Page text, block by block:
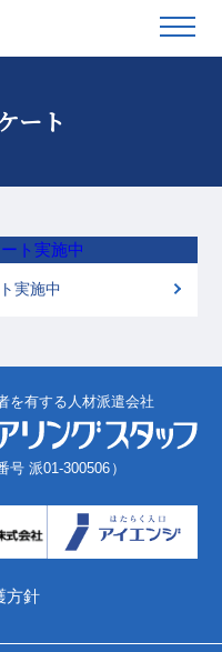
ート
実施中
を有する人材派遣会社
派01-300506）
方針